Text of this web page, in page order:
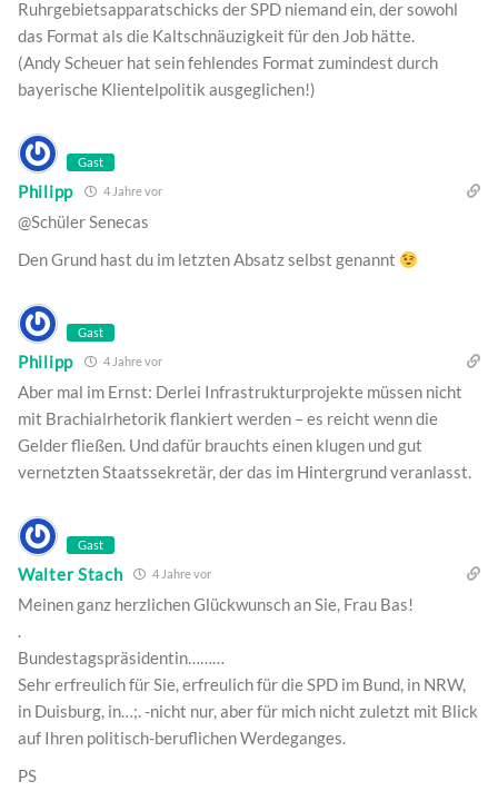
Ruhrgebietsapparatschicks der SPD niemand ein, der sowohl
das Format als die Kaltschnäuzigkeit für den Job hätte.
(Andy Scheuer hat sein fehlendes Format zumindest durch
bayerische Klientelpolitik ausgeglichen!)
Gast
Philipp 4 Jahre vor
@Schüler Senecas
Den Grund hast du im letzten Absatz selbst genannt
Gast
Philipp 4 Jahre vor
Aber mal im Ernst: Derlei Infrastrukturprojekte müssen nicht
mit Brachialrhetorik flankiert werden – es reicht wenn die
Gelder fließen. Und dafür brauchts einen klugen und gut
vernetzten Staatssekretär, der das im Hintergrund veranlasst.
Gast
Walter Stach 4 Jahre vor
Meinen ganz herzlichen Glückwunsch an Sie, Frau Bas!
.
Bundestagspräsidentin………
Sehr erfreulich für Sie, erfreulich für die SPD im Bund, in NRW,
in Duisburg, in…;. -nicht nur, aber für mich nicht zuletzt mit Blick
auf Ihren politisch-beruflichen Werdeganges.
PS